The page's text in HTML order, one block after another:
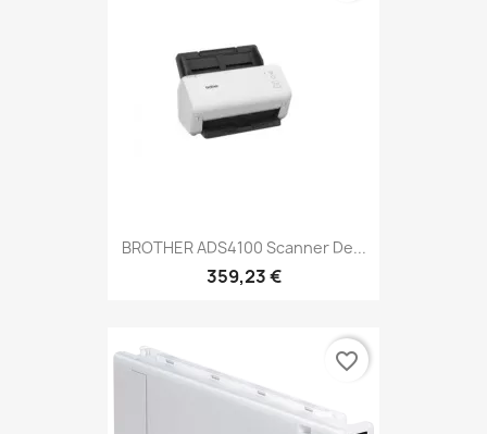
BROTHER ADS4100 Scanner De...
359,23 €
favorite_border